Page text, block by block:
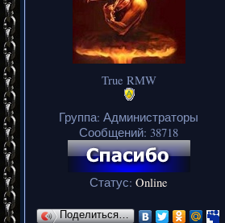
True RMW
Группа: Администраторы
Сообщений: 38718
Статус:Online
Поделиться…